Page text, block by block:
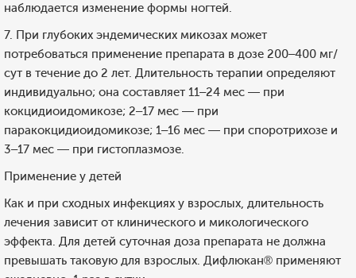
наблюдается изменение формы ногтей.
7. При глубоких эндемических микозах может
потребоваться применение препарата в дозе 200–400 мг/
сут в течение до 2 лет. Длительность терапии определяют
индивидуально; она составляет 11–24 мес — при
кокцидиоидомикозе; 2–17 мес — при
паракокцидиоидомикозе; 1–16 мес — при споротрихозе и
3–17 мес — при гистоплазмозе.
Применение у детей
Как и при сходных инфекциях у взрослых, длительность
лечения зависит от клинического и микологического
эффекта. Для детей суточная доза препарата не должна
превышать таковую для взрослых. Дифлюкан® применяют